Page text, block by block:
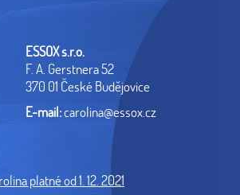
ESSOX s.r.o.
F. A. Gerstnera 52
370 01 České Budějovice
E-mail:carolina@essox.cz
platné od 1. 12. 2021